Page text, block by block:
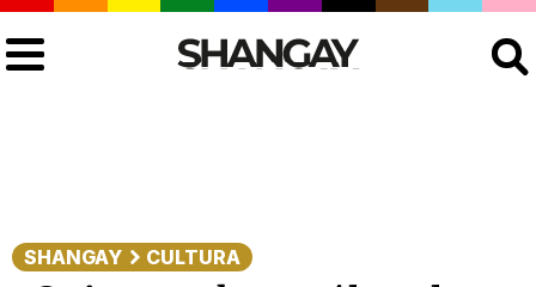
SHANGAY CULTURA